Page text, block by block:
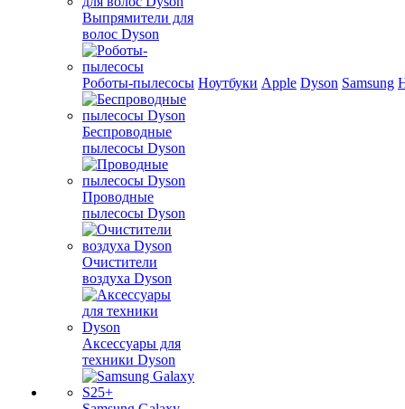
Выпрямители для
волос Dyson
Роботы-пылесосы
Беспроводные
пылесосы Dyson
Проводные
пылесосы Dyson
Очистители
воздуха Dyson
Аксессуары для
техники Dyson
Ноутбуки Apple Dyson Samsung